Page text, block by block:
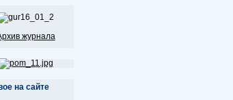
журнала
на сайте